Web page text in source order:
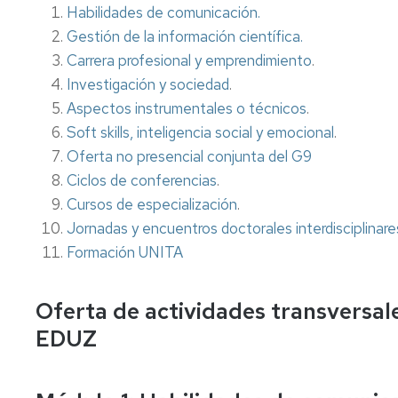
las
doctorandas
Sección
administrativa
EDUZ
Comisión
de
Calidad
de
los
Servicios
para
Otras
Premios
Doctorales
Becas
Encuesta
laboral
Habilidades de comunicación.
Gestión de la información científica.
Carrera profesional y emprendimiento.
Investigación y sociedad.
Aspectos instrumentales o técnicos.
Soft skills, inteligencia social y emocional.
Oferta no presencial conjunta del G9
Ciclos de conferencias.
Cursos de especialización.
Jornadas y encuentros doctorales
Formación UNITA
Oferta de actividades
EDUZ